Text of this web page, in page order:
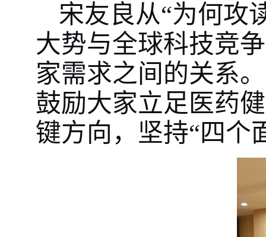
宋友良从“为何攻
大势与全球科技竞
家需求之间的关系
鼓励大家立足医药
键方向，坚持“四个